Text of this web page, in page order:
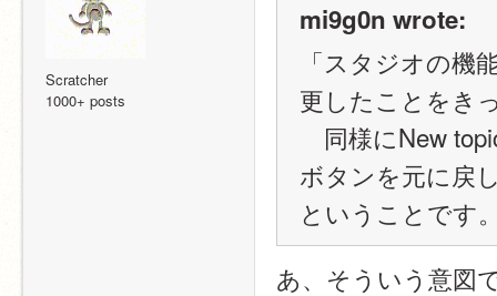
Scratcher
1000+ posts
mi9g0n wrote:
「スタジオの機
更したことをき
同様にNew
ボタンを元に戻
ということです
あ、そういう意図